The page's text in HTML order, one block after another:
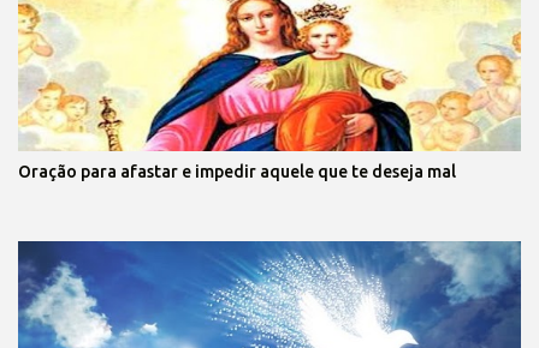
Oração para afastar e impedir aquele que te deseja mal